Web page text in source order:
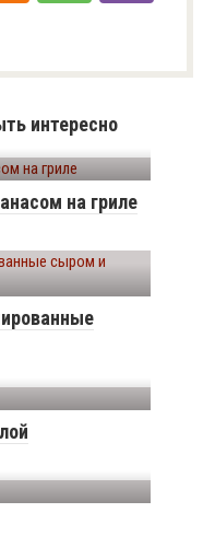
интересно
на гриле